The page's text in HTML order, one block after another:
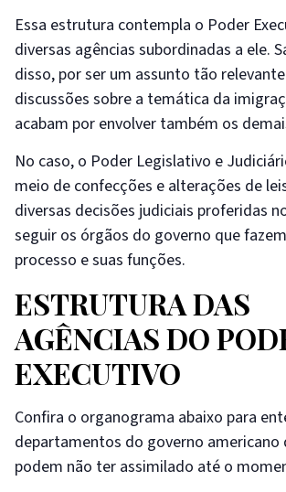
Essa estrutura contempla o Poder
diversas agências subordinadas a ele.
disso, por ser um assunto tão relevante
discussões sobre a temática da
acabam por envolver também os
No caso, o Poder Legislativo e
meio de confecções e alterações de
diversas decisões judiciais proferidas
seguir os órgãos do governo que
processo e suas funções.
ESTRUTURA DAS
AGÊNCIAS DO
EXECUTIVO
Confira o organograma abaixo para
departamentos do governo americano
podem não ter assimilado até o